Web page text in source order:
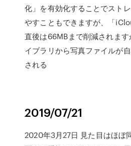
化」を有効化することでスト
やすこともできますが、「
直後は66MBまで削減されま
イブラリから写真ファイルが
される
2019/07/21
2020年3月27日 見た目はほぼ